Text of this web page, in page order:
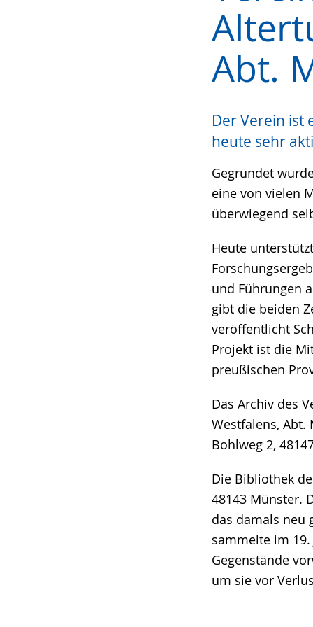
Abt.
Der Verein ist
heute sehr
Gegründet
eine von vielen
überwiegend
Heute
und Führungen
gibt die beiden
veröffentlicht
Projekt ist die
preußischen
Das Archiv des
Westfalens, Abt.
Bohlweg 2,
Die Bibliothek
48143 Münster.
das damals neu
sammelte im
Gegenstände
um sie vor
wechseln.
Deutscher
wird
angezeigt.